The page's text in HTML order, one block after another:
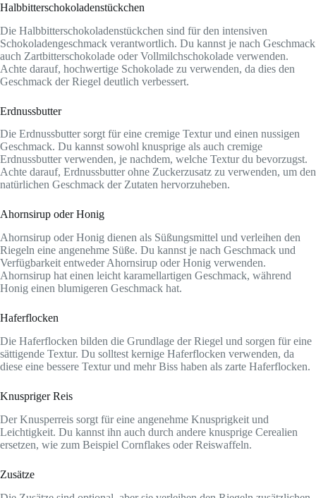
Halbbitterschokoladenstückchen
Die Halbbitterschokoladenstückchen sind für den intensiven
Schokoladengeschmack verantwortlich. Du kannst je nach Geschmack
auch Zartbitterschokolade oder Vollmilchschokolade verwenden.
Achte darauf, hochwertige Schokolade zu verwenden, da dies den
Geschmack der Riegel deutlich verbessert.
Erdnussbutter
Die Erdnussbutter sorgt für eine cremige Textur und einen nussigen
Geschmack. Du kannst sowohl knusprige als auch cremige
Erdnussbutter verwenden, je nachdem, welche Textur du bevorzugst.
Achte darauf, Erdnussbutter ohne Zuckerzusatz zu verwenden, um den
natürlichen Geschmack der Zutaten hervorzuheben.
Ahornsirup oder Honig
Ahornsirup oder Honig dienen als Süßungsmittel und verleihen den
Riegeln eine angenehme Süße. Du kannst je nach Geschmack und
Verfügbarkeit entweder Ahornsirup oder Honig verwenden.
Ahornsirup hat einen leicht karamellartigen Geschmack, während
Honig einen blumigeren Geschmack hat.
Haferflocken
Die Haferflocken bilden die Grundlage der Riegel und sorgen für eine
sättigende Textur. Du solltest kernige Haferflocken verwenden, da
diese eine bessere Textur und mehr Biss haben als zarte Haferflocken.
Knuspriger Reis
Der Knusperreis sorgt für eine angenehme Knusprigkeit und
Leichtigkeit. Du kannst ihn auch durch andere knusprige Cerealien
ersetzen, wie zum Beispiel Cornflakes oder Reiswaffeln.
Zusätze